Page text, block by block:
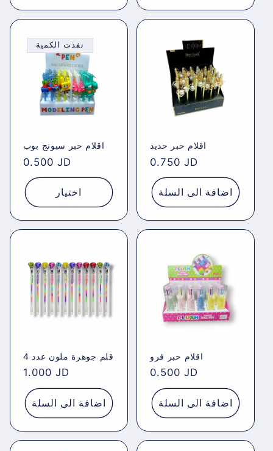
نفذت الكمية
اقلام حبر سبونج بوب
Regular
price
0.500 JD
اختيار
اقلام حبر حديد
Regular
price
0.750 JD
اضافة الى السلة
قلم جوهرة ملون عدد 4
Regular
price
1.000 JD
اضافة الى السلة
اقلام حبر فرو
Regular
price
0.500 JD
اضافة الى السلة